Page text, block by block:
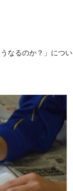
なるのか？」につい